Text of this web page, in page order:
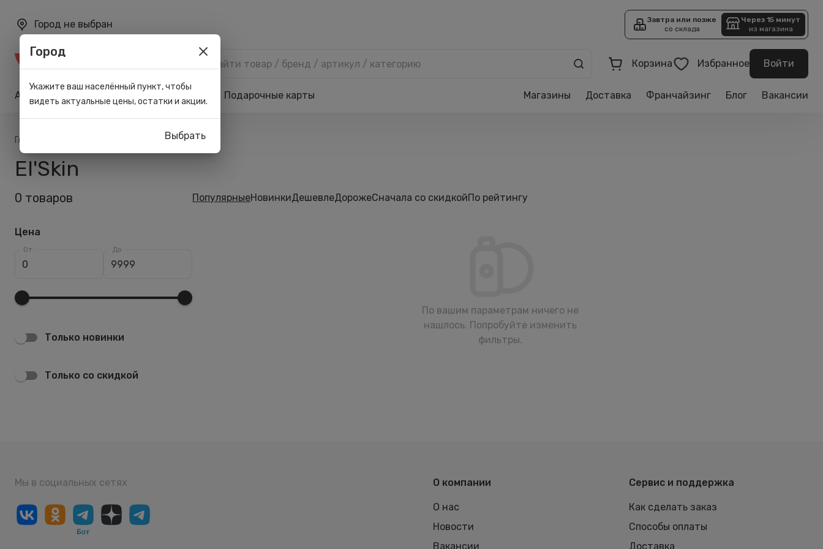
Город не выбран
Завтра или позже
со склада
Через 15 минут
из магазина
Корзина Избранное Войти
Акции Карта лояльности Подарочные карты Магазины Доставка Франчайзинг Блог Вакансии
Главная El'Skin
El'Skin
0 товаров
Цена
От До
Только новинки
Только со скидкой
ПопулярныеНовинкиДешевлеДорожеСначала со скидкойПо рейтингу
По вашим параметрам ничего не
нашлось. Попробуйте изменить
фильтры.
Мы в социальных сетях О компании
О нас
Новости
Вакансии
Сервис и поддержка
Как сделать заказ
Способы оплаты
Доставка
Город
Укажите ваш населённый пункт, чтобы
видеть актуальные цены, остатки и акции.
Выбрать